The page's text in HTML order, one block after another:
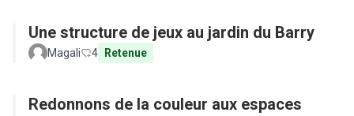
Une structure de jeux au jardin du Barry
Magali 4 Retenue
Redonnons de la couleur aux espaces